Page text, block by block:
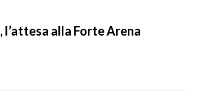
l’attesa alla Forte Arena